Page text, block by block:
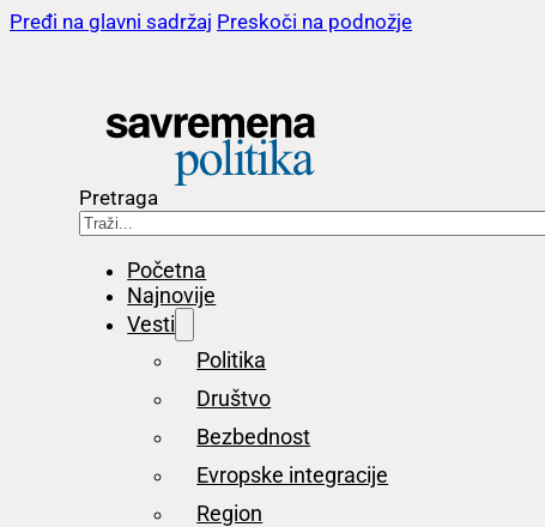
Pređi na glavni sadržaj Preskoči na podnožje
Pretraga
Početna
Najnovije
Vesti
Politika
Društvo
Bezbednost
Evropske integracije
Region